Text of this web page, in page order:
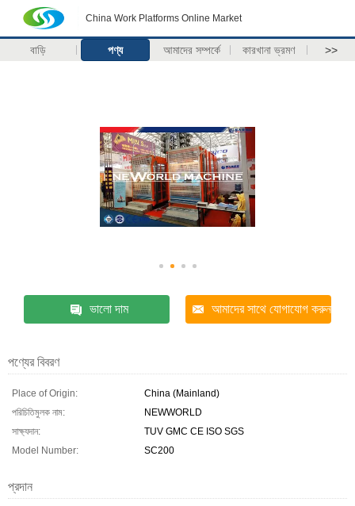
China Work Platforms Online Market
বাড়ি পণ্য আমাদের সম্পর্কে কারখানা ভ্রমণ >>
ভালো দাম আমাদের সাথে যোগাযোগ করুন
পণ্যের বিবরণ
Place of Origin:
China (Mainland)
পরিচিতিমুলক নাম:
NEWWORLD
সাক্ষ্যদান:
TUV GMC CE ISO SGS
Model Number:
SC200
প্রদান